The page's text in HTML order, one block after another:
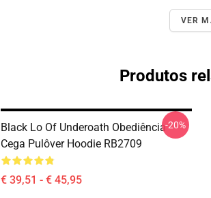
VER
Produtos
Black Lo Of Underoath Obediência
Cega Pulôver Hoodie RB2709
€ 39,51 - € 45,95
-20%